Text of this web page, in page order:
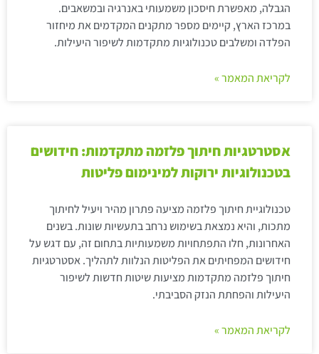
הגבלה, מאפשרת חיסכון משמעותי באנרגיה ובמשאבים.
במרכז הארץ, קיימים מספר מתקנים המקדמים את מיחזור
הפלדה ומשלבים טכנולוגיות מתקדמות לשיפור היעילות.
לקריאת המאמר »
אסטרטגיות חיתוך פלזמה מתקדמות: חידושים
בטכנולוגיות ירוקות למינימום פליטות
טכנולוגיית חיתוך פלזמה מציעה פתרון מהיר ויעיל לחיתוך
מתכות, והיא נמצאת בשימוש נרחב בתעשיות שונות. בשנים
האחרונות, חלו התפתחויות משמעותיות בתחום זה, עם דגש על
חידושים המפחיתים את הפליטות הנלוות לתהליך. אסטרטגיות
חיתוך פלזמה מתקדמות מציעות שיטות חדשות לשיפור
היעילות והפחתת הנזק הסביבתי.
לקריאת המאמר »